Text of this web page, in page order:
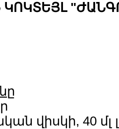
ԿՈԿՏԵՅԼ
վիսկի, 40 մլ